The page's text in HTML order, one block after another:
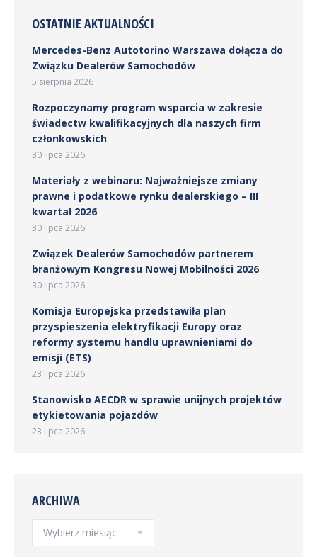
OSTATNIE AKTUALNOŚCI
Mercedes-Benz Autotorino Warszawa dołącza do
Związku Dealerów Samochodów
5 sierpnia 2026
Rozpoczynamy program wsparcia w zakresie
świadectw kwalifikacyjnych dla naszych firm
członkowskich
30 lipca 2026
Materiały z webinaru: Najważniejsze zmiany
prawne i podatkowe rynku dealerskiego – III
kwartał 2026
30 lipca 2026
Związek Dealerów Samochodów partnerem
branżowym Kongresu Nowej Mobilności 2026
30 lipca 2026
Komisja Europejska przedstawiła plan
przyspieszenia elektryfikacji Europy oraz
reformy systemu handlu uprawnieniami do
emisji (ETS)
23 lipca 2026
Stanowisko AECDR w sprawie unijnych projektów
etykietowania pojazdów
23 lipca 2026
ARCHIWA
Archiwa